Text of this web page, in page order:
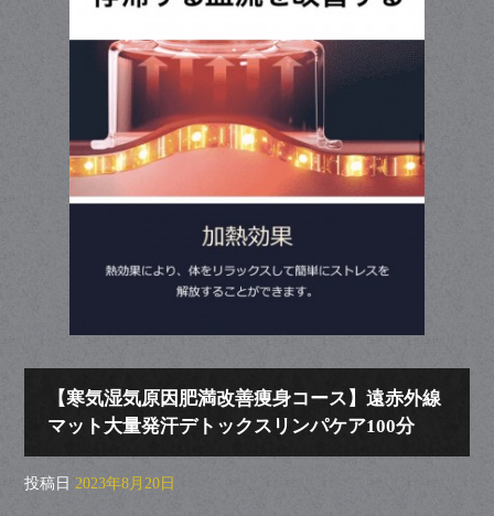
【寒気湿気原因肥満改善痩身コース】遠赤外線
マット大量発汗デトックスリンパケア100分
投稿日 2023年8月20日